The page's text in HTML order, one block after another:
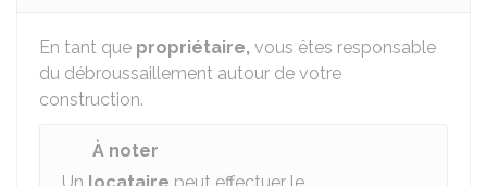
En tant que propriétaire, vous êtes responsable
du débroussaillement autour de votre
construction.
À noter